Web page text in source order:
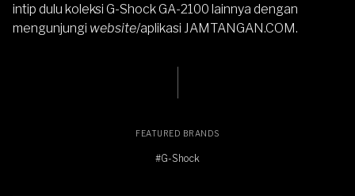
intip dulu koleksi G-Shock GA-2100 lainnya dengan
mengunjungi website/aplikasi JAMTANGAN.COM.
FEATURED BRANDS
#G-Shock